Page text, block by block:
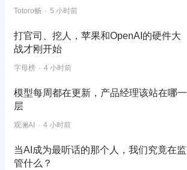
Totoro畅 5 小时前
打官司、挖人，苹果和OpenAI的硬件大
战才刚开始
字母榜 4 小时前
模型每周都在更新，产品经理该站在哪一
层
观澜AI 4 小时前
当AI成为最听话的那个人，我们究竟在监
管什么？